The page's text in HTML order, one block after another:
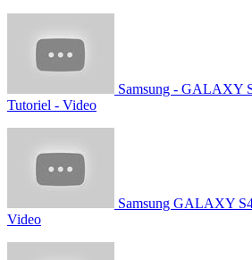
Samsung - GALAXY
Tutoriel - Video
Samsung GALAXY
Video